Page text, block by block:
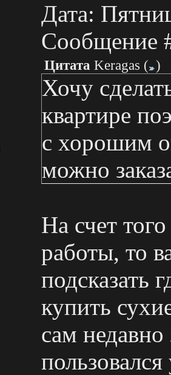
Дата:
Сообщение
Цитата Keragas ( )
Хочу
квартире
с хорошим
можно
На счет
работы, то
подсказать
купить
сам недавно